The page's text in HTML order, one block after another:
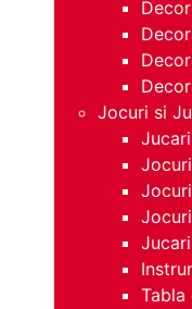
Jocuri si
Tabla